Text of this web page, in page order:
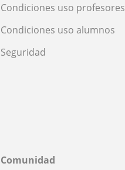
Condiciones uso profesores
Condiciones uso alumnos
Seguridad
Comunidad